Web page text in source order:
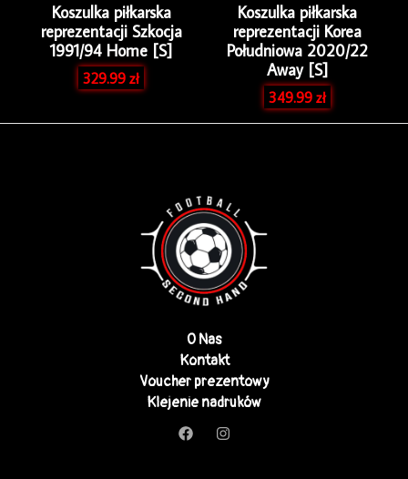
Koszulka piłkarska
reprezentacji Szkocja
1991/94 Home [S]
329.99zł
Koszulka piłkarska
reprezentacji Korea
Południowa 2020/22
Away [S]
349.99zł
O Nas
Kontakt
Voucher prezentowy
Klejenie nadruków